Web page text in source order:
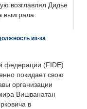
возглавлял Дидье
выиграла
из-за
федерации (FIDE)
покидает свою
организации
Вишванатан
в